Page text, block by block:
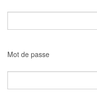
Mot de passe